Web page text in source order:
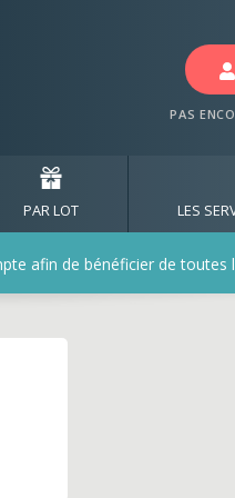
les jeux
PAS
PAR LOT LES
afin de bénéficier de toutes